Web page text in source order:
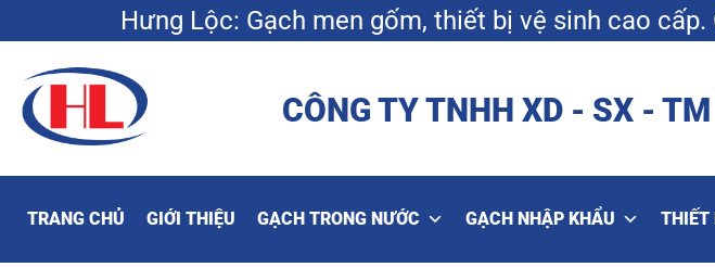
qua
dung
Hưng Lộc: Gạch men gốm, thiết bị vệ sinh cao cấp.
CÔNG TY TNHH XD - SX - TM
TRANG CHỦ GIỚI THIỆU GẠCH TRONG NƯỚC GẠCH NHẬP KHẨU THIẾT